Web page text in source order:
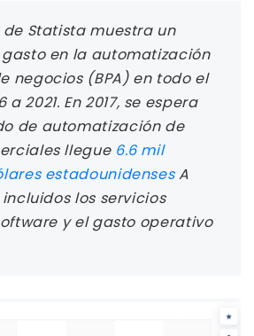
Statista muestra un
en la automatización
negocios (BPA) en todo el
a 2021. En 2017, se espera
de automatización de
llegue 6.6 mil
estadounidensesA
los servicios
y el gasto operativo